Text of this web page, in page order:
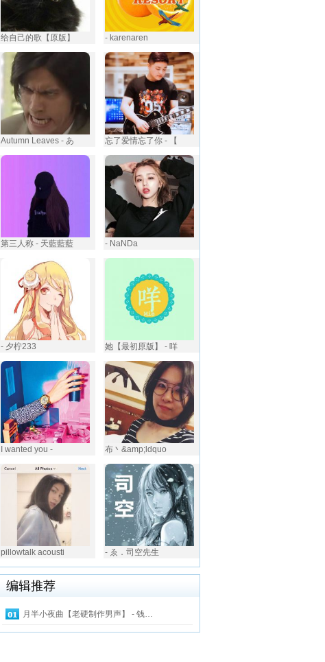
给自己的歌【原版】 - karenaren
Autumn Leaves - あ 忘了爱情忘了你 - 【
第三人称 - 天藍藍藍 - NaNDa
- 夕柠233 她【最初原版】 - 咩
I wanted you - 布丶&amp;ldquo
pillowtalk acousti - ゑ．司空先生
编辑推荐
月半小夜曲【老硬制作男声】 - 钱…